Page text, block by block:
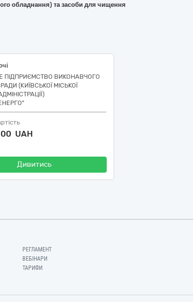
обладнання) та засоби для чищення
ПІДПРИЄМСТВО ВИКОНАВЧОГО
(КИЇВСЬКОЇ МІСЬКОЇ
UAH
Дивитись
РЕГЛАМЕНТ
ВЕБІНАРИ
ТАРИФИ